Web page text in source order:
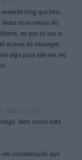
blog que tens
nova versao do
eu que so uso o
atraves do messeger,
algo para este em vez
Nem como beta
consideração que